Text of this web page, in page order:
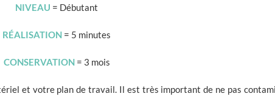
NIVEAU = Débutant
RÉALISATION = 5 minutes
CONSERVATION= 3 mois
et votre plan de travail. Il est très important de ne pas